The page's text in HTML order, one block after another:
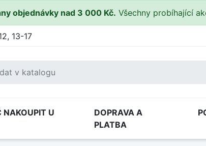
objednávky nad 3 000 Kč. Všechny probíhající
13-17
NAKOUPIT U
DOPRAVA A
PLATBA